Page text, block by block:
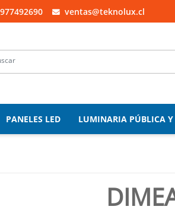
ventas@teknolux.cl
PANELES LED LUMINARIA PÚBLICA Y